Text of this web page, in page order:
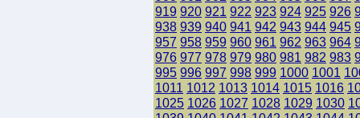
919 920 921 922 923 924 925 926
938 939 940 941 942 943 944 945
957 958 959 960 961 962 963 964
976 977 978 979 980 981 982 983
995 996 997 998 999 1000 1001
1011 1012 1013 1014 1015 1016
1025 1026 1027 1028 1029 1030